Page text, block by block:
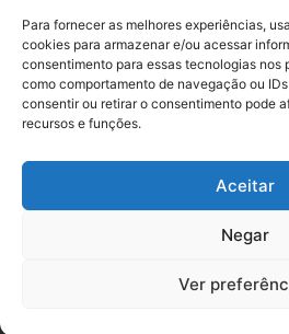
Para fornecer as melhores experiências,
cookies para armazenar e/ou acessar
consentimento para essas tecnologias nos
como comportamento de navegação ou
consentir ou retirar o consentimento pode
recursos e funções.
Aceitar
Negar
Ver
ONDE NOS ENCONTRAR
SOMOS FILIADOS À